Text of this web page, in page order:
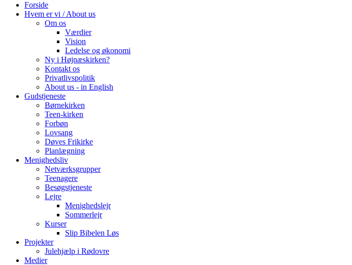
Forside
Hvem er vi / About us
Om os
Værdier
Vision
Ledelse og økonomi
Ny i Højnæskirken?
Kontakt os
Privatlivspolitik
About us - in English
Gudstjeneste
Børnekirken
Teen-kirken
Forbøn
Lovsang
Døves Frikirke
Planlægning
Menighedsliv
Netværksgrupper
Teenagere
Besøgstjeneste
Lejre
Menighedslejr
Sommerlejr
Kurser
Slip Bibelen Løs
Projekter
Julehjælp i Rødovre
Medier